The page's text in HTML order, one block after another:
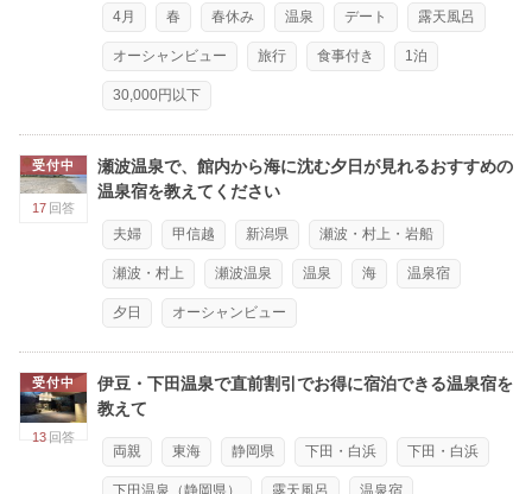
4月 春 春休み 温泉 デート 露天風呂
オーシャンビュー 旅行 食事付き 1泊
30,000円以下
受付中
17 回答
瀬波温泉で、館内から海に沈む夕日が見れるおすすめの
温泉宿を教えてください
夫婦 甲信越 新潟県 瀬波・村上・岩船
瀬波・村上 瀬波温泉 温泉 海 温泉宿
夕日 オーシャンビュー
受付中
13 回答
伊豆・下田温泉で直前割引でお得に宿泊できる温泉宿を
教えて
両親 東海 静岡県 下田・白浜 下田・白浜
下田温泉（静岡県） 露天風呂 温泉宿